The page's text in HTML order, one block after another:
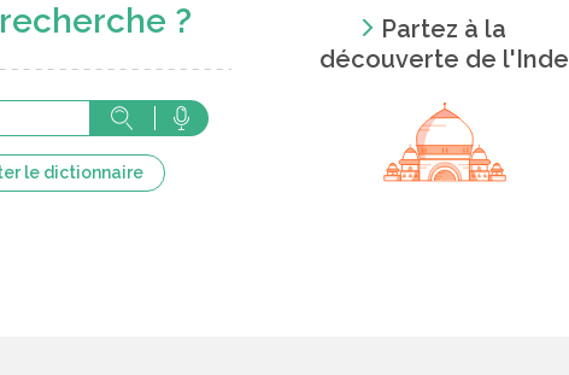
?
le dictionnaire
Partez à la
découverte de l'Inde